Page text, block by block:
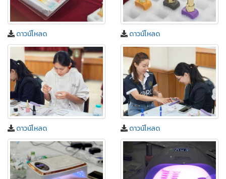
ดาวน์โหลด ดาวน์โหลด
ดาวน์โหลด ดาวน์โหลด